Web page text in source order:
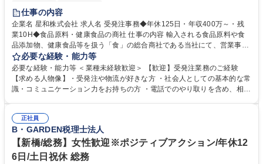
交通費支給
仕事の内容
企業名 星和株式会社 求人名 受発注事務◆年休125日・年収400万～・残
業10H◆食品原料・健康食品の商社 仕事の内容 輸入される食品原料や食
品添加物、健康食品等を扱う「食」の総合商社である当社にて、営業事務
として営業サポートや書類作成、データ入力、電話対応などの業務をお任
せします。 ・受注／出荷指示／売上管理／仕入管理／在庫管理／お客様や
倉庫と電話確認など、販売に関わる事務、営業サポートをお願いします。
・入社後は商品について覚えることから始め、先輩社員OJTと共に業務を
万～・残業10H◆食品原料・健康食品の商社
必要な経験・能力等
必要な経験・能力等 ＜業種未経験歓迎＞ 【歓迎】受発注業務のご経験
【求める人物像】・受発注や物流が好きな方 ・社会人としての基本的な常
識・コミュニケーション力をお持ちの方 ・電話でのやり取りを含め、相手
演算ができる方 ・業務ルールや指示を理解し、行動できる方 学歴・資格
学歴：大学院 大学 短大 語学力： 資格：
正社員
B・GARDEN税理士法人
【新橋/総務】女性歓迎※ポジティブアクション/年休12
6日/土日祝休 総務